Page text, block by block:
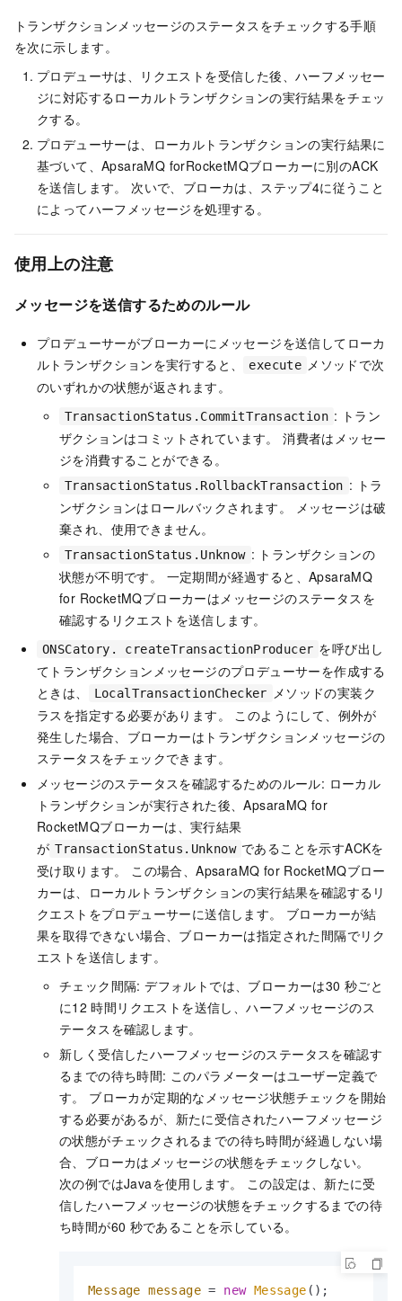
トランザクションメッセージのステータスをチェックする手順
を次に示します。
プロデューサは、リクエストを受信した後、ハーフメッセー
ジに対応するローカルトランザクションの実行結果をチェッ
クする。
プロデューサーは、ローカルトランザクションの実行結果に
基づいて、ApsaraMQ forRocketMQブローカーに別のACK
を送信します。 次いで、ブローカは、ステップ4に従うこと
によってハーフメッセージを処理する。
使用上の注意
メッセージを送信するためのルール
プロデューサーがブローカーにメッセージを送信してローカ
ルトランザクションを実行すると、
execute
メソッドで次
のいずれかの状態が返されます。
TransactionStatus.CommitTransaction : トラン
ザクションはコミットされています。 消費者はメッセー
ジを消費することができる。
TransactionStatus.RollbackTransaction : トラ
ンザクションはロールバックされます。 メッセージは破
棄され、使用できません。
TransactionStatus.Unknow : トランザクションの
状態が不明です。 一定期間が経過すると、 ApsaraMQ
for RocketMQブローカーはメッセージのステータスを
確認するリクエストを送信します。
ONSCatory. createTransactionProducer を呼び出し
てトランザクションメッセージのプロデューサーを作成する
ときは、
LocalTransactionChecker
メソッドの実装ク
ラスを指定する必要があります。 このようにして、例外が
発生した場合、ブローカーはトランザクションメッセージの
ステータスをチェックできます。
メッセージのステータスを確認するためのルール: ローカル
トランザクションが実行された後、ApsaraMQ for
RocketMQブローカーは、実行結果
が TransactionStatus.Unknow であることを示すACKを
受け取ります。 この場合、ApsaraMQ for RocketMQブロー
カーは、ローカルトランザクションの実行結果を確認するリ
クエストをプロデューサーに送信します。 ブローカーが結
果を取得できない場合、ブローカーは指定された間隔でリク
エストを送信します。
チェック間隔: デフォルトでは、ブローカーは30 秒ごと
に12 時間リクエストを送信し、ハーフメッセージのス
テータスを確認します。
新しく受信したハーフメッセージのステータスを確認す
るまでの待ち時間: このパラメーターはユーザー定義で
す。 ブローカが定期的なメッセージ状態チェックを開始
する必要があるが、新たに受信されたハーフメッセージ
の状態がチェックされるまでの待ち時間が経過しない場
合、ブローカはメッセージの状態をチェックしない。
次の例ではJavaを使用します。 この設定は、新たに受
信したハーフメッセージの状態をチェックするまでの待
ち時間が60 秒であることを示している。
Message message = new Message ();